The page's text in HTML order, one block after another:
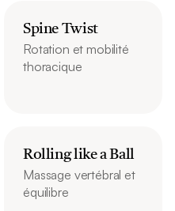
Spine Twist
Rotation et mobilité
thoracique
Rolling like a Ball
Massage vertébral et
équilibre